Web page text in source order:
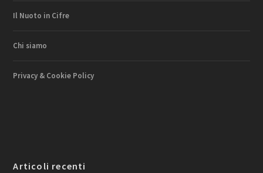
Il Nuoto in Cifre
Chi siamo
Privacy & Cookie Policy
Articoli recenti